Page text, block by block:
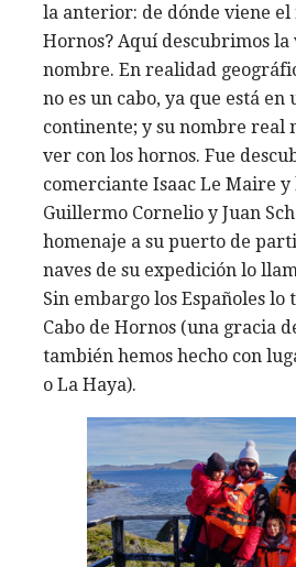
la anterior: de dónde viene el
Hornos? Aquí descubrimos la
nombre. En realidad
no es un cabo, ya que está en
continente; y su nombre real
ver con los hornos. Fue
comerciante Isaac Le Maire
Guillermo Cornelio y Juan
homenaje a su puerto de
naves de su expedición lo
Sin embargo los Españoles
Cabo de Hornos (una gracia
también hemos hecho con
o La Haya).